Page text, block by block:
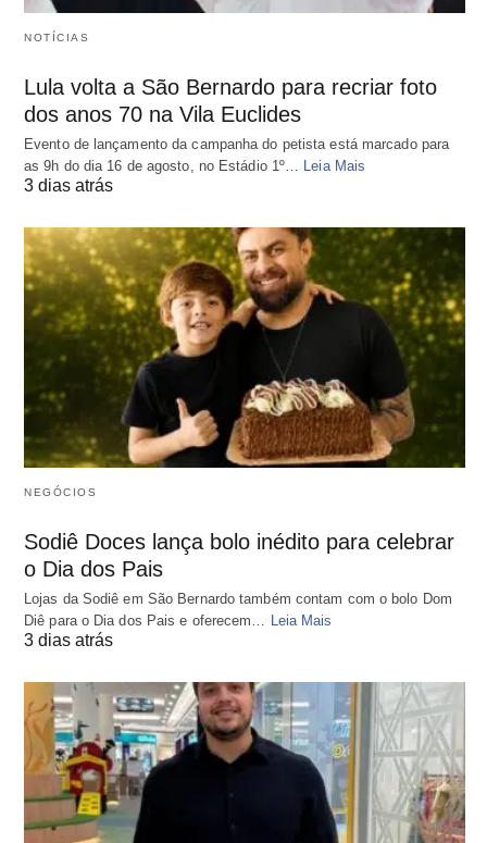
NOTÍCIAS
Lula volta a São Bernardo para recriar foto
dos anos 70 na Vila Euclides
Evento de lançamento da campanha do petista está marcado para
as 9h do dia 16 de agosto, no Estádio 1º… Leia Mais
3 dias atrás
NEGÓCIOS
Sodiê Doces lança bolo inédito para celebrar
o Dia dos Pais
Lojas da Sodiê em São Bernardo também contam com o bolo Dom
Diê para o Dia dos Pais e oferecem… Leia Mais
3 dias atrás